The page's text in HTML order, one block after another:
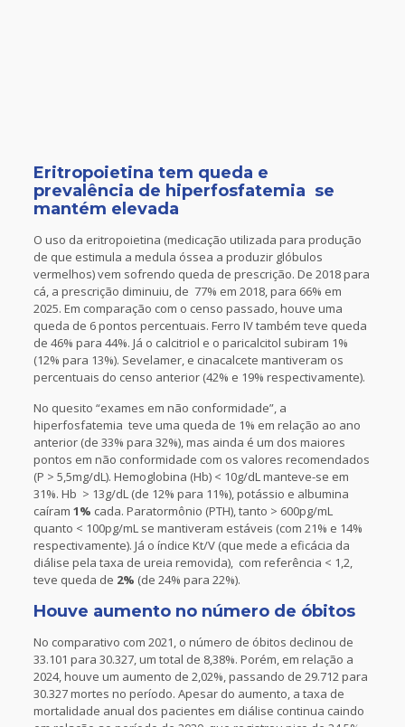
Eritropoietina tem queda e
prevalência de hiperfosfatemia se
mantém elevada
O uso da eritropoietina (medicação utilizada para produção
de que estimula a medula óssea a produzir glóbulos
vermelhos) vem sofrendo queda de prescrição. De 2018 para
cá, a prescrição diminuiu, de 77% em 2018, para 66% em
2025. Em comparação com o censo passado, houve uma
queda de 6 pontos percentuais. Ferro IV também teve queda
de 46% para 44%. Já o calcitriol e o paricalcitol subiram 1%
(12% para 13%). Sevelamer, e cinacalcete mantiveram os
percentuais do censo anterior (42% e 19% respectivamente).
No quesito “exames em não conformidade”, a
hiperfosfatemia teve uma queda de 1% em relação ao ano
anterior (de 33% para 32%), mas ainda é um dos maiores
pontos em não conformidade com os valores recomendados
(P > 5,5mg/dL). Hemoglobina (Hb) < 10g/dL manteve-se em
31%. Hb > 13g/dL (de 12% para 11%), potássio e albumina
caíram 1% cada. Paratormônio (PTH), tanto > 600pg/mL
quanto < 100pg/mL se mantiveram estáveis (com 21% e 14%
respectivamente). Já o índice Kt/V (que mede a eficácia da
diálise pela taxa de ureia removida), com referência < 1,2,
teve queda de 2% (de 24% para 22%).
Houve aumento no número de óbitos
No comparativo com 2021, o número de óbitos declinou de
33.101 para 30.327, um total de 8,38%. Porém, em relação a
2024, houve um aumento de 2,02%, passando de 29.712 para
30.327 mortes no período. Apesar do aumento, a taxa de
mortalidade anual dos pacientes em diálise continua caindo